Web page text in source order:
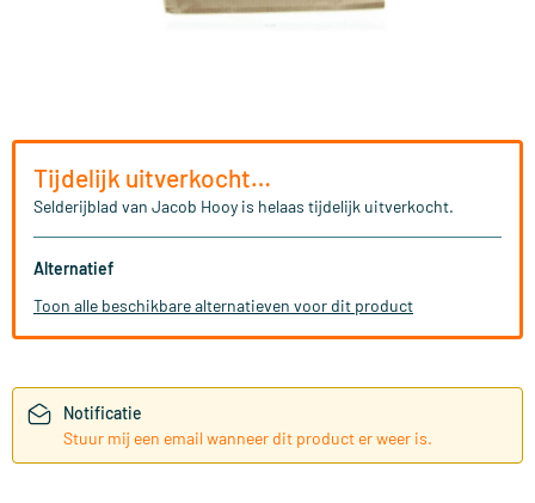
Tijdelijk uitverkocht…
Selderijblad van Jacob Hooy is helaas tijdelijk uitverkocht.
Alternatief
Toon alle beschikbare alternatieven voor dit product
Notificatie
Stuur mij een email wanneer dit product er weer is.